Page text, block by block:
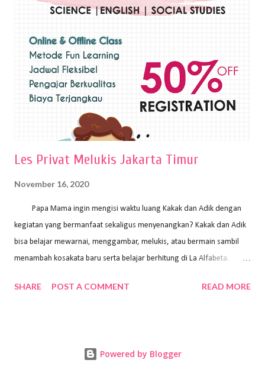
sapuan warna cat yang tebal. Dengan memberikan sapuan warna
pelukis untuk menghasilkan lukisan yang mempesona dan tentunya
bernilai tinggi. Ciri teknik plakat Ciri-ciri teknik plakat, yaitu: Sapuan
warna yang kental dan tebal. Hasil lukisan menutupi seluruh bagian
medianya Mem...
Les Privat Melukis Jakarta Timur
November 16, 2020
Papa Mama ingin mengisi waktu luang Kakak dan Adik dengan
kegiatan yang bermanfaat sekaligus menyenangkan? Kakak dan Adik
bisa belajar mewarnai, menggambar, melukis, atau bermain sambil
menambah kosakata baru serta belajar berhitung di La Alfabeta.
kok untuk mengajar dengan metode yang fun, La Alfabeta
Alfabeta. ⁣⁣⁣⁣Ada pilihan online class maupun offline class lho! Cek
SHARE POST A COMMENT READ MORE
Powered by Blogger